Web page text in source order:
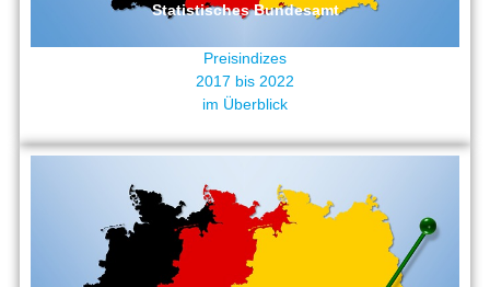
Statistisches Bundesamt
Preisindizes
2017 bis 2022
im Überblick